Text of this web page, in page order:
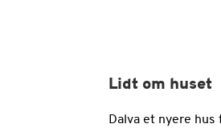
Lidt om huset
Dalva et nyere hus